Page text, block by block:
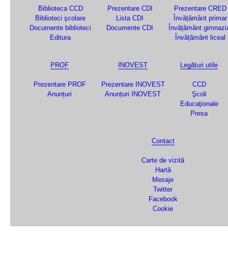
Biblioteca CCD
Biblioteci şcolare
Documente biblioteci
Editura
Prezentare CDI
Lista CDI
Documente CDI
Prezentare CRED
Învățământ primar
Învățământ
Învățământ liceal
PROF
Prezentare PROF
Anunțuri
INOVEST
Prezentare INOVEST
Anunțuri INOVEST
Legături utile
CCD
Şcoli
Educaţionale
Presa
Contact
Carte de vizită
Hartă
Mesaje
Twitter
Facebook
Cookie